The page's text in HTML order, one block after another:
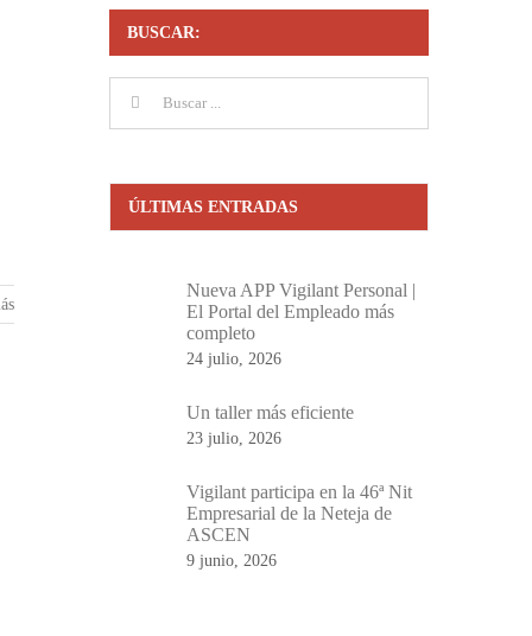
BUSCAR:
ÚLTIMAS ENTRADAS
Nueva APP Vigilant Personal |
El Portal del Empleado más
completo
24 julio, 2026
Un taller más eficiente
23 julio, 2026
Vigilant participa en la 46ª Nit
Empresarial de la Neteja de
ASCEN
9 junio, 2026